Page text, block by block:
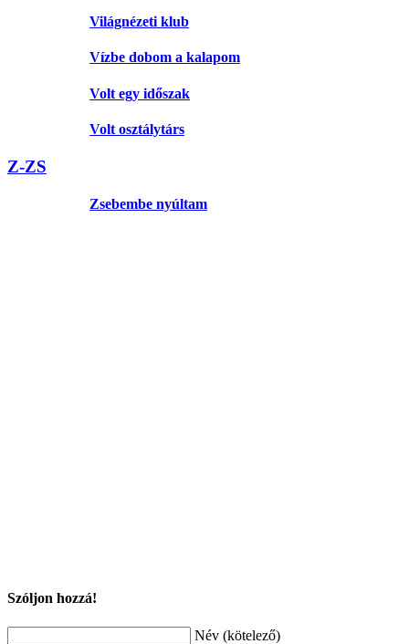
Világnézeti klub
Vízbe dobom a kalapom
Volt egy időszak
Volt osztálytárs
Z-ZS
Zsebembe nyúltam
Szóljon hozzá!
Név (kötelező)